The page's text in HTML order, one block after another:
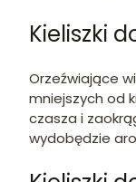
Kieliszki
Orzeźwiające
mniejszych od
czasza i
wydobędzie